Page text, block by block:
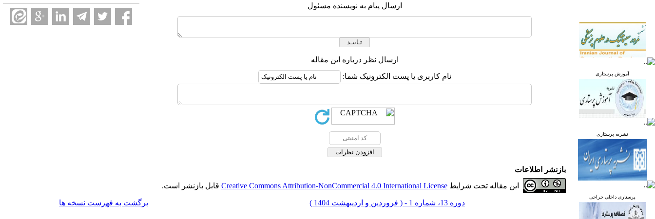
آموزش پرستاری
نشریه پرستاری
پرستاری داخلی جراحی
ارسال پیام به نویسنده مسئول
ارسال نظر درباره این مقاله
نام کاربری یا پست الکترونیک شما:
بازنشر اطلاعات
این مقاله تحت شرایط Creative Commons Attribution-NonCommercial 4.0 International License قابل بازنشر است.
دوره 13، شماره 1 - ( فروردین و اردیبهشت 1404 ) برگشت به فهرست نسخه ها